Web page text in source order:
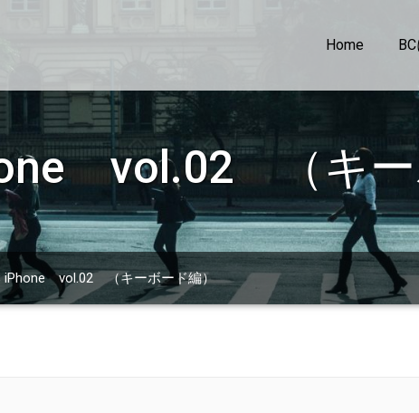
Home
vol.02 （キー
iPhone vol.02 （キーボード編）